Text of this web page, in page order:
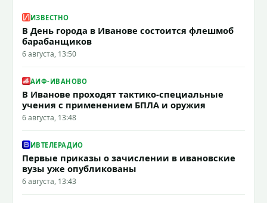
ИЗВЕСТНО
В День города в Иванове состоится флешмоб
барабанщиков
6 августа, 13:50
АИФ-ИВАНОВО
В Иванове проходят тактико-специальные
учения с применением БПЛА и оружия
6 августа, 13:48
ИВТЕЛЕРАДИО
Первые приказы о зачислении в ивановские
вузы уже опубликованы
6 августа, 13:43